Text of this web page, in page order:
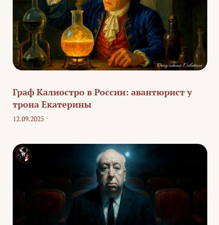
Граф Калиостро в России: авантюрист у
трона Екатерины
12.09.2025